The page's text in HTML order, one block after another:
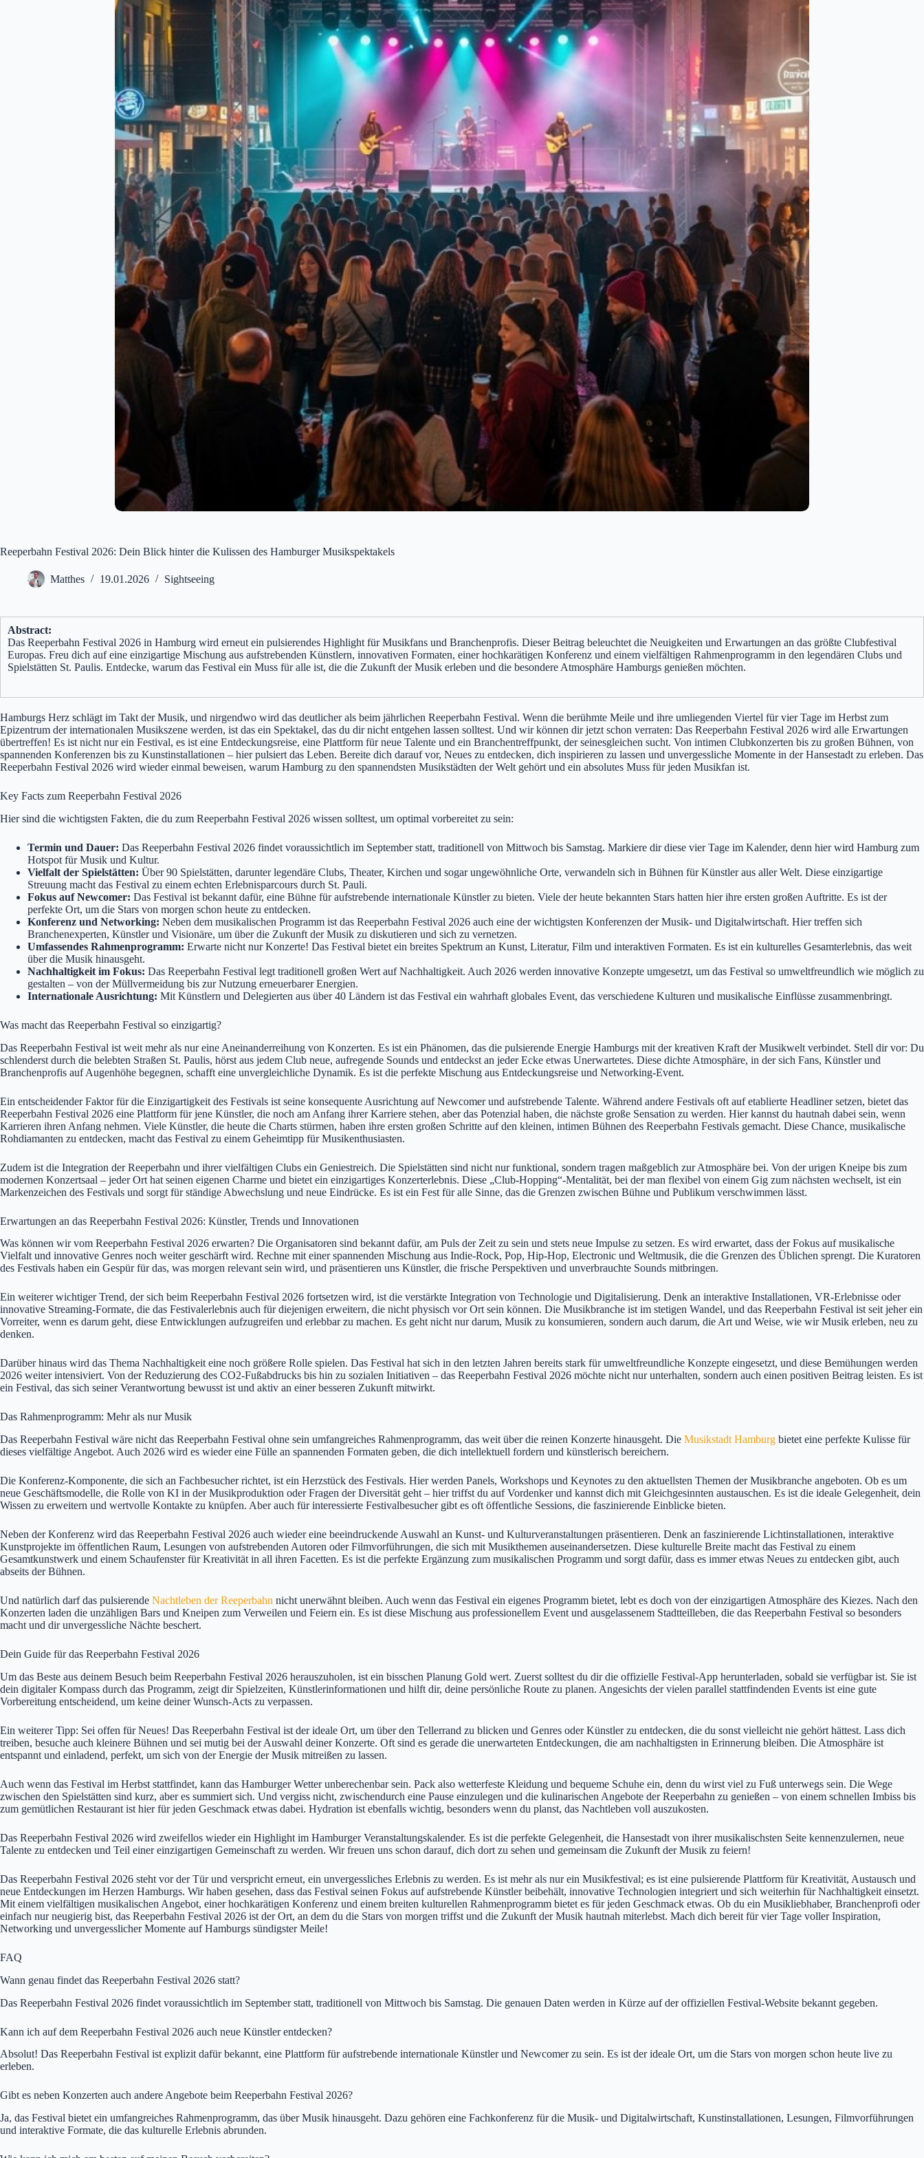
Reeperbahn Festival 2026: Dein Blick hinter die Kulissen des Hamburger Musikspektakels
Matthes 19.01.2026 Sightseeing
Abstract:
Das Reeperbahn Festival 2026 in Hamburg wird erneut ein pulsierendes Highlight für Musikfans und Branchenprofis. Dieser Beitrag beleuchtet die Neuigkeiten und Erwartungen an das größte Clubfestival
Europas. Freu dich auf eine einzigartige Mischung aus aufstrebenden Künstlern, innovativen Formaten, einer hochkarätigen Konferenz und einem vielfältigen Rahmenprogramm in den legendären Clubs und
Spielstätten St. Paulis. Entdecke, warum das Festival ein Muss für alle ist, die die Zukunft der Musik erleben und die besondere Atmosphäre Hamburgs genießen möchten.
Hamburgs Herz schlägt im Takt der Musik, und nirgendwo wird das deutlicher als beim jährlichen Reeperbahn Festival. Wenn die berühmte Meile und ihre umliegenden Viertel für vier Tage im Herbst zum
Epizentrum der internationalen Musikszene werden, ist das ein Spektakel, das du dir nicht entgehen lassen solltest. Und wir können dir jetzt schon verraten: Das Reeperbahn Festival 2026 wird alle Erwartungen
übertreffen! Es ist nicht nur ein Festival, es ist eine Entdeckungsreise, eine Plattform für neue Talente und ein Branchentreffpunkt, der seinesgleichen sucht. Von intimen Clubkonzerten bis zu großen Bühnen, von
spannenden Konferenzen bis zu Kunstinstallationen – hier pulsiert das Leben. Bereite dich darauf vor, Neues zu entdecken, dich inspirieren zu lassen und unvergessliche Momente in der Hansestadt zu erleben. Das
Reeperbahn Festival 2026 wird wieder einmal beweisen, warum Hamburg zu den spannendsten Musikstädten der Welt gehört und ein absolutes Muss für jeden Musikfan ist.
Key Facts zum Reeperbahn Festival 2026
Hier sind die wichtigsten Fakten, die du zum Reeperbahn Festival 2026 wissen solltest, um optimal vorbereitet zu sein:
Termin und Dauer: Das Reeperbahn Festival 2026 findet voraussichtlich im September statt, traditionell von Mittwoch bis Samstag. Markiere dir diese vier Tage im Kalender, denn hier wird Hamburg zum
Hotspot für Musik und Kultur.
Vielfalt der Spielstätten: Über 90 Spielstätten, darunter legendäre Clubs, Theater, Kirchen und sogar ungewöhnliche Orte, verwandeln sich in Bühnen für Künstler aus aller Welt. Diese einzigartige
Streuung macht das Festival zu einem echten Erlebnisparcours durch St. Pauli.
Fokus auf Newcomer: Das Festival ist bekannt dafür, eine Bühne für aufstrebende internationale Künstler zu bieten. Viele der heute bekannten Stars hatten hier ihre ersten großen Auftritte. Es ist der
perfekte Ort, um die Stars von morgen schon heute zu entdecken.
Konferenz und Networking: Neben dem musikalischen Programm ist das Reeperbahn Festival 2026 auch eine der wichtigsten Konferenzen der Musik- und Digitalwirtschaft. Hier treffen sich
Branchenexperten, Künstler und Visionäre, um über die Zukunft der Musik zu diskutieren und sich zu vernetzen.
Umfassendes Rahmenprogramm: Erwarte nicht nur Konzerte! Das Festival bietet ein breites Spektrum an Kunst, Literatur, Film und interaktiven Formaten. Es ist ein kulturelles Gesamterlebnis, das weit
über die Musik hinausgeht.
Nachhaltigkeit im Fokus: Das Reeperbahn Festival legt traditionell großen Wert auf Nachhaltigkeit. Auch 2026 werden innovative Konzepte umgesetzt, um das Festival so umweltfreundlich wie möglich zu
gestalten – von der Müllvermeidung bis zur Nutzung erneuerbarer Energien.
Internationale Ausrichtung: Mit Künstlern und Delegierten aus über 40 Ländern ist das Festival ein wahrhaft globales Event, das verschiedene Kulturen und musikalische Einflüsse zusammenbringt.
Was macht das Reeperbahn Festival so einzigartig?
Das Reeperbahn Festival ist weit mehr als nur eine Aneinanderreihung von Konzerten. Es ist ein Phänomen, das die pulsierende Energie Hamburgs mit der kreativen Kraft der Musikwelt verbindet. Stell dir vor: Du
schlenderst durch die belebten Straßen St. Paulis, hörst aus jedem Club neue, aufregende Sounds und entdeckst an jeder Ecke etwas Unerwartetes. Diese dichte Atmosphäre, in der sich Fans, Künstler und
Branchenprofis auf Augenhöhe begegnen, schafft eine unvergleichliche Dynamik. Es ist die perfekte Mischung aus Entdeckungsreise und Networking-Event.
Ein entscheidender Faktor für die Einzigartigkeit des Festivals ist seine konsequente Ausrichtung auf Newcomer und aufstrebende Talente. Während andere Festivals oft auf etablierte Headliner setzen, bietet das
Reeperbahn Festival 2026 eine Plattform für jene Künstler, die noch am Anfang ihrer Karriere stehen, aber das Potenzial haben, die nächste große Sensation zu werden. Hier kannst du hautnah dabei sein, wenn
Karrieren ihren Anfang nehmen. Viele Künstler, die heute die Charts stürmen, haben ihre ersten großen Schritte auf den kleinen, intimen Bühnen des Reeperbahn Festivals gemacht. Diese Chance, musikalische
Rohdiamanten zu entdecken, macht das Festival zu einem Geheimtipp für Musikenthusiasten.
Zudem ist die Integration der Reeperbahn und ihrer vielfältigen Clubs ein Geniestreich. Die Spielstätten sind nicht nur funktional, sondern tragen maßgeblich zur Atmosphäre bei. Von der urigen Kneipe bis zum
modernen Konzertsaal – jeder Ort hat seinen eigenen Charme und bietet ein einzigartiges Konzerterlebnis. Diese „Club-Hopping“-Mentalität, bei der man flexibel von einem Gig zum nächsten wechselt, ist ein
Markenzeichen des Festivals und sorgt für ständige Abwechslung und neue Eindrücke. Es ist ein Fest für alle Sinne, das die Grenzen zwischen Bühne und Publikum verschwimmen lässt.
Erwartungen an das Reeperbahn Festival 2026: Künstler, Trends und Innovationen
Was können wir vom Reeperbahn Festival 2026 erwarten? Die Organisatoren sind bekannt dafür, am Puls der Zeit zu sein und stets neue Impulse zu setzen. Es wird erwartet, dass der Fokus auf musikalische
Vielfalt und innovative Genres noch weiter geschärft wird. Rechne mit einer spannenden Mischung aus Indie-Rock, Pop, Hip-Hop, Electronic und Weltmusik, die die Grenzen des Üblichen sprengt. Die Kuratoren
des Festivals haben ein Gespür für das, was morgen relevant sein wird, und präsentieren uns Künstler, die frische Perspektiven und unverbrauchte Sounds mitbringen.
Ein weiterer wichtiger Trend, der sich beim Reeperbahn Festival 2026 fortsetzen wird, ist die verstärkte Integration von Technologie und Digitalisierung. Denk an interaktive Installationen, VR-Erlebnisse oder
innovative Streaming-Formate, die das Festivalerlebnis auch für diejenigen erweitern, die nicht physisch vor Ort sein können. Die Musikbranche ist im stetigen Wandel, und das Reeperbahn Festival ist seit jeher ein
Vorreiter, wenn es darum geht, diese Entwicklungen aufzugreifen und erlebbar zu machen. Es geht nicht nur darum, Musik zu konsumieren, sondern auch darum, die Art und Weise, wie wir Musik erleben, neu zu
denken.
Darüber hinaus wird das Thema Nachhaltigkeit eine noch größere Rolle spielen. Das Festival hat sich in den letzten Jahren bereits stark für umweltfreundliche Konzepte eingesetzt, und diese Bemühungen werden
2026 weiter intensiviert. Von der Reduzierung des CO2-Fußabdrucks bis hin zu sozialen Initiativen – das Reeperbahn Festival 2026 möchte nicht nur unterhalten, sondern auch einen positiven Beitrag leisten. Es ist
ein Festival, das sich seiner Verantwortung bewusst ist und aktiv an einer besseren Zukunft mitwirkt.
Das Rahmenprogramm: Mehr als nur Musik
Das Reeperbahn Festival wäre nicht das Reeperbahn Festival ohne sein umfangreiches Rahmenprogramm, das weit über die reinen Konzerte hinausgeht. Die Musikstadt Hamburg bietet eine perfekte Kulisse für
dieses vielfältige Angebot. Auch 2026 wird es wieder eine Fülle an spannenden Formaten geben, die dich intellektuell fordern und künstlerisch bereichern.
Die Konferenz-Komponente, die sich an Fachbesucher richtet, ist ein Herzstück des Festivals. Hier werden Panels, Workshops und Keynotes zu den aktuellsten Themen der Musikbranche angeboten. Ob es um
neue Geschäftsmodelle, die Rolle von KI in der Musikproduktion oder Fragen der Diversität geht – hier triffst du auf Vordenker und kannst dich mit Gleichgesinnten austauschen. Es ist die ideale Gelegenheit, dein
Wissen zu erweitern und wertvolle Kontakte zu knüpfen. Aber auch für interessierte Festivalbesucher gibt es oft öffentliche Sessions, die faszinierende Einblicke bieten.
Neben der Konferenz wird das Reeperbahn Festival 2026 auch wieder eine beeindruckende Auswahl an Kunst- und Kulturveranstaltungen präsentieren. Denk an faszinierende Lichtinstallationen, interaktive
Kunstprojekte im öffentlichen Raum, Lesungen von aufstrebenden Autoren oder Filmvorführungen, die sich mit Musikthemen auseinandersetzen. Diese kulturelle Breite macht das Festival zu einem
Gesamtkunstwerk und einem Schaufenster für Kreativität in all ihren Facetten. Es ist die perfekte Ergänzung zum musikalischen Programm und sorgt dafür, dass es immer etwas Neues zu entdecken gibt, auch
abseits der Bühnen.
Und natürlich darf das pulsierende Nachtleben der Reeperbahn nicht unerwähnt bleiben. Auch wenn das Festival ein eigenes Programm bietet, lebt es doch von der einzigartigen Atmosphäre des Kiezes. Nach den
Konzerten laden die unzähligen Bars und Kneipen zum Verweilen und Feiern ein. Es ist diese Mischung aus professionellem Event und ausgelassenem Stadtteilleben, die das Reeperbahn Festival so besonders
macht und dir unvergessliche Nächte beschert.
Dein Guide für das Reeperbahn Festival 2026
Um das Beste aus deinem Besuch beim Reeperbahn Festival 2026 herauszuholen, ist ein bisschen Planung Gold wert. Zuerst solltest du dir die offizielle Festival-App herunterladen, sobald sie verfügbar ist. Sie ist
dein digitaler Kompass durch das Programm, zeigt dir Spielzeiten, Künstlerinformationen und hilft dir, deine persönliche Route zu planen. Angesichts der vielen parallel stattfindenden Events ist eine gute
Vorbereitung entscheidend, um keine deiner Wunsch-Acts zu verpassen.
Ein weiterer Tipp: Sei offen für Neues! Das Reeperbahn Festival ist der ideale Ort, um über den Tellerrand zu blicken und Genres oder Künstler zu entdecken, die du sonst vielleicht nie gehört hättest. Lass dich
treiben, besuche auch kleinere Bühnen und sei mutig bei der Auswahl deiner Konzerte. Oft sind es gerade die unerwarteten Entdeckungen, die am nachhaltigsten in Erinnerung bleiben. Die Atmosphäre ist
entspannt und einladend, perfekt, um sich von der Energie der Musik mitreißen zu lassen.
Auch wenn das Festival im Herbst stattfindet, kann das Hamburger Wetter unberechenbar sein. Pack also wetterfeste Kleidung und bequeme Schuhe ein, denn du wirst viel zu Fuß unterwegs sein. Die Wege
zwischen den Spielstätten sind kurz, aber es summiert sich. Und vergiss nicht, zwischendurch eine Pause einzulegen und die kulinarischen Angebote der Reeperbahn zu genießen – von einem schnellen Imbiss bis
zum gemütlichen Restaurant ist hier für jeden Geschmack etwas dabei. Hydration ist ebenfalls wichtig, besonders wenn du planst, das Nachtleben voll auszukosten.
Das Reeperbahn Festival 2026 wird zweifellos wieder ein Highlight im Hamburger Veranstaltungskalender. Es ist die perfekte Gelegenheit, die Hansestadt von ihrer musikalischsten Seite kennenzulernen, neue
Talente zu entdecken und Teil einer einzigartigen Gemeinschaft zu werden. Wir freuen uns schon darauf, dich dort zu sehen und gemeinsam die Zukunft der Musik zu feiern!
Das Reeperbahn Festival 2026 steht vor der Tür und verspricht erneut, ein unvergessliches Erlebnis zu werden. Es ist mehr als nur ein Musikfestival; es ist eine pulsierende Plattform für Kreativität, Austausch und
neue Entdeckungen im Herzen Hamburgs. Wir haben gesehen, dass das Festival seinen Fokus auf aufstrebende Künstler beibehält, innovative Technologien integriert und sich weiterhin für Nachhaltigkeit einsetzt.
Mit einem vielfältigen musikalischen Angebot, einer hochkarätigen Konferenz und einem breiten kulturellen Rahmenprogramm bietet es für jeden Geschmack etwas. Ob du ein Musikliebhaber, Branchenprofi oder
einfach nur neugierig bist, das Reeperbahn Festival 2026 ist der Ort, an dem du die Stars von morgen triffst und die Zukunft der Musik hautnah miterlebst. Mach dich bereit für vier Tage voller Inspiration,
Networking und unvergesslicher Momente auf Hamburgs sündigster Meile!
FAQ
Wann genau findet das Reeperbahn Festival 2026 statt?
Das Reeperbahn Festival 2026 findet voraussichtlich im September statt, traditionell von Mittwoch bis Samstag. Die genauen Daten werden in Kürze auf der offiziellen Festival-Website bekannt gegeben.
Kann ich auf dem Reeperbahn Festival 2026 auch neue Künstler entdecken?
Absolut! Das Reeperbahn Festival ist explizit dafür bekannt, eine Plattform für aufstrebende internationale Künstler und Newcomer zu sein. Es ist der ideale Ort, um die Stars von morgen schon heute live zu
erleben.
Gibt es neben Konzerten auch andere Angebote beim Reeperbahn Festival 2026?
Ja, das Festival bietet ein umfangreiches Rahmenprogramm, das über Musik hinausgeht. Dazu gehören eine Fachkonferenz für die Musik- und Digitalwirtschaft, Kunstinstallationen, Lesungen, Filmvorführungen
und interaktive Formate, die das kulturelle Erlebnis abrunden.